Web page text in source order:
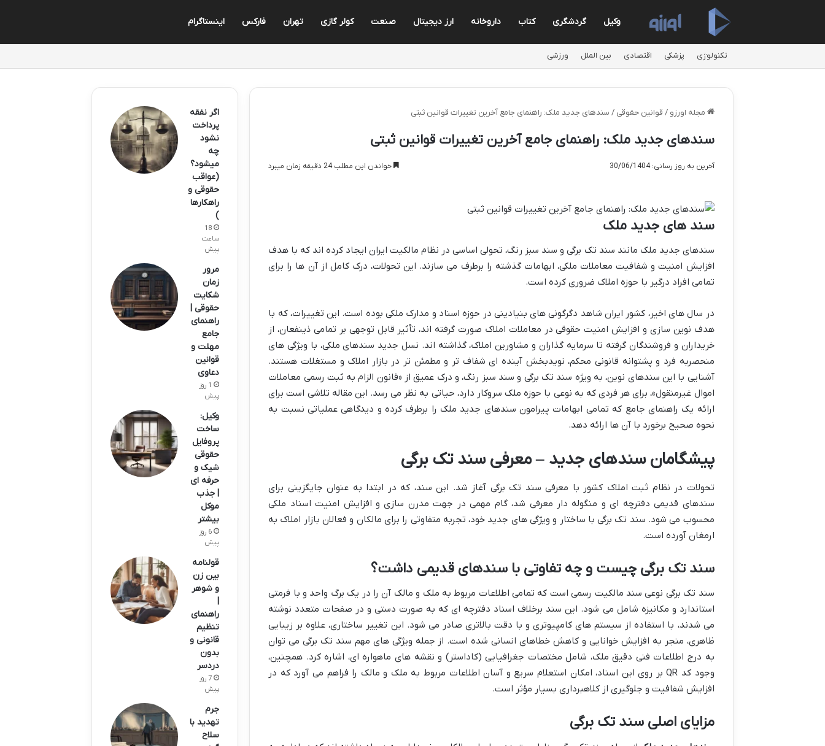
وکیل گردشگری کتاب داروخانه ارز دیجیتال صنعت کولر گازی تهران فارکس اینستاگرام
تکنولوژی پزشکی اقتصادی بین الملل ورزشی
مجله اورزو / قوانین حقوقی / سندهای جدید ملک: راهنمای جامع آخرین تغییرات قوانین ثبتی
سندهای جدید ملک: راهنمای جامع آخرین تغییرات قوانین ثبتی
آخرین به روز رسانی: 30/06/1404 خواندن این مطلب 24 دقیقه زمان میبرد
سند های جدید ملک
سندهای جدید ملک مانند سند تک برگی و سند سبز رنگ، تحولی اساسی در نظام مالکیت ایران ایجاد کرده اند که با هدف
افزایش امنیت و شفافیت معاملات ملکی، ابهامات گذشته را برطرف می سازند. این تحولات، درک کامل از آن ها را برای
تمامی افراد درگیر با حوزه املاک ضروری کرده است.
در سال های اخیر، کشور ایران شاهد دگرگونی های بنیادینی در حوزه اسناد و مدارک ملکی بوده است. این تغییرات، که با
هدف نوین سازی و افزایش امنیت حقوقی در معاملات املاک صورت گرفته اند، تأثیر قابل توجهی بر تمامی ذینفعان، از
خریداران و فروشندگان گرفته تا سرمایه گذاران و مشاورین املاک، گذاشته اند. نسل جدید سندهای ملکی، با ویژگی های
منحصربه فرد و پشتوانه قانونی محکم، نویدبخش آینده ای شفاف تر و مطمئن تر در بازار املاک و مستغلات هستند.
آشنایی با این سندهای نوین، به ویژه سند تک برگی و سند سبز رنگ، و درک عمیق از «قانون الزام به ثبت رسمی معاملات
اموال غیرمنقول»، برای هر فردی که به نوعی با حوزه ملک سروکار دارد، حیاتی به نظر می رسد. این مقاله تلاشی است برای
ارائه یک راهنمای جامع که تمامی ابهامات پیرامون سندهای جدید ملک را برطرف کرده و دیدگاهی عملیاتی نسبت به
نحوه صحیح برخورد با آن ها ارائه دهد.
پیشگامان سندهای جدید – معرفی سند تک برگی
تحولات در نظام ثبت املاک کشور با معرفی سند تک برگی آغاز شد. این سند، که در ابتدا به عنوان جایگزینی برای
سندهای قدیمی دفترچه ای و منگوله دار معرفی شد، گام مهمی در جهت مدرن سازی و افزایش امنیت اسناد ملکی
محسوب می شود. سند تک برگی با ساختار و ویژگی های جدید خود، تجربه متفاوتی را برای مالکان و فعالان بازار املاک به
ارمغان آورده است.
سند تک برگی چیست و چه تفاوتی با سندهای قدیمی داشت؟
سند تک برگی نوعی سند مالکیت رسمی است که تمامی اطلاعات مربوط به ملک و مالک آن را در یک برگ واحد و با فرمتی
استاندارد و مکانیزه شامل می شود. این سند برخلاف اسناد دفترچه ای که به صورت دستی و در صفحات متعدد نوشته
می شدند، با استفاده از سیستم های کامپیوتری و با دقت بالاتری صادر می شود. این تغییر ساختاری، علاوه بر زیبایی
ظاهری، منجر به افزایش خوانایی و کاهش خطاهای انسانی شده است. از جمله ویژگی های مهم سند تک برگی می توان
به درج اطلاعات فنی دقیق ملک، شامل مختصات جغرافیایی (کاداستر) و نقشه های ماهواره ای، اشاره کرد. همچنین،
وجود کد QR بر روی این اسناد، امکان استعلام سریع و آسان اطلاعات مربوط به ملک و مالک را فراهم می آورد که در
افزایش شفافیت و جلوگیری از کلاهبرداری بسیار مؤثر است.
مزایای اصلی سند تک برگی
اگر نفقه
پرداخت
نشود
چه
میشود؟
(عواقب
حقوقی و
راهکارها
)
18
ساعت
پیش
مرور
زمان
شکایت
حقوقی |
راهنمای
جامع
مهلت و
قوانین
دعاوی
1 روز
پیش
وکیل:
ساخت
پروفایل
حقوقی
شیک و
حرفه ای
| جذب
موکل
بیشتر
6 روز
پیش
قولنامه
بین زن
و شوهر
|
راهنمای
تنظیم
قانونی و
بدون
دردسر
7 روز
پیش
جرم
تهدید با
سلاح